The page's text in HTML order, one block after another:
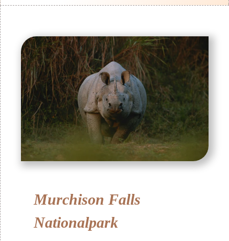
Murchison Falls
Nationalpark